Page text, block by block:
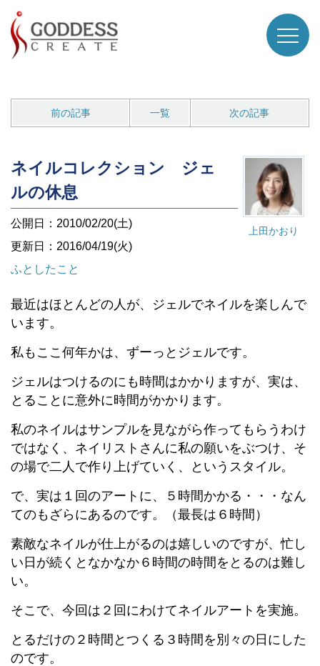
前の記事 一覧 次の記事
上田かおり
ネイルコレクション ジェ
ルの休息
公開日：2010/02/20(土)
更新日：2016/04/19(火)
ふとしたこと
最近はほとんどの人が、ジェルでネイルを楽しんで
います。
私もここ何年かは、ずーっとジェルです。
ジェルはつけるのにも時間はかかりますが、実は、
とることに意外に時間がかかります。
私のネイルはサンプルを見ながら作ってもらうわけ
ではなく、ネイリストさんに私の願いをぶつけ、そ
の場で二人で作り上げていく、というスタイル。
で、実は１回のアートに、５時間かかる・・・なん
てのもざらにあるのです。（最長は６時間）
素敵なネイルが仕上がるのは嬉しいのですが、忙し
い日が続くとなかなか６時間の時間をとるのは難し
い。
そこで、今回は２回にわけてネイルアートを実施。
とるだけの２時間とつくる３時間を別々の日にした
のです。